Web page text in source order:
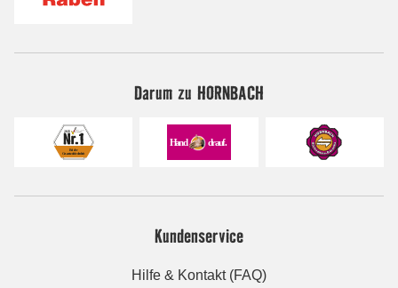
Darum zu HORNBACH
Kundenservice
Hilfe & Kontakt (FAQ)